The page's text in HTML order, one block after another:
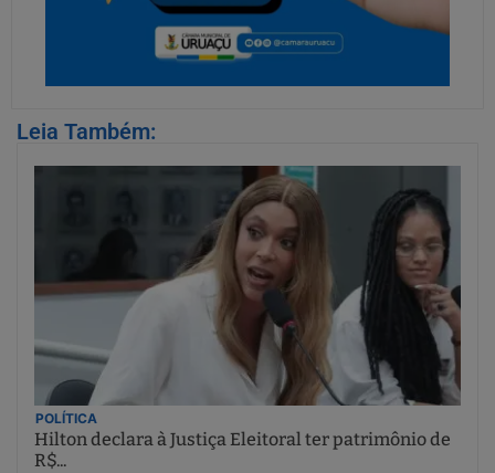
Leia Também:
POLÍTICA
Hilton declara à Justiça Eleitoral ter patrimônio de
R$...